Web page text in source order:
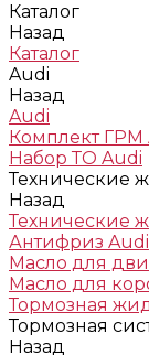
Каталог
Назад
Каталог
Audi
Назад
Audi
Комплект ГРМ
Набор ТО Audi
Технические
Назад
Технические
Антифриз Audi
Масло для
Масло для
Тормозная
Тормозная
Назад